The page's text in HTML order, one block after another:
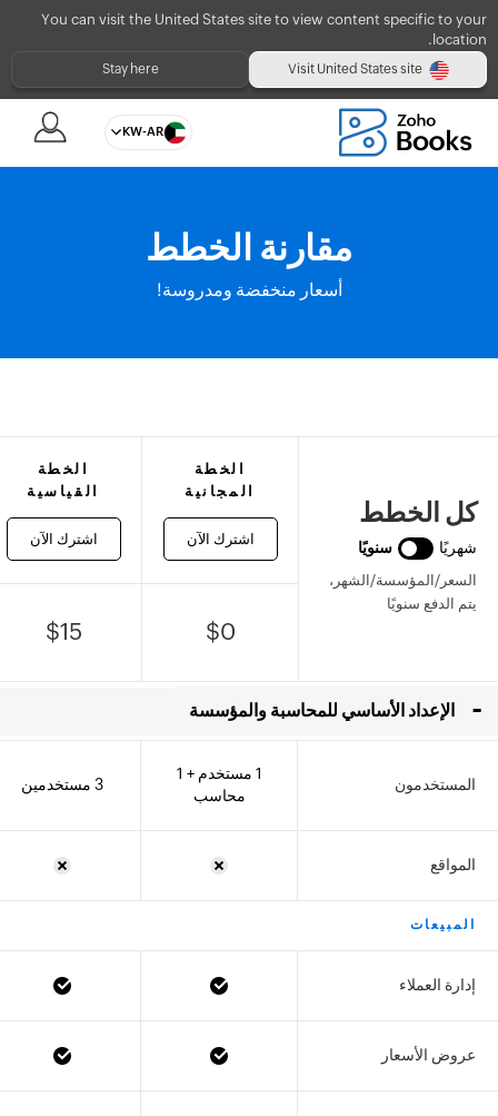
You can visit the United States site to view content specific to your
location.
Visit United States site
Stay here
KW-AR
مقارنة الخطط
أسعار منخفضة ومدروسة!
كل الخطط
شهريًا سنويًا
السعر/المؤسسة/الشهر،
يتم الدفع سنويًا
الخطة
المجانية
اشترك الآن
الخطة
القياسية
اشترك الآن
$0
$15
- الإعداد الأساسي للمحاسبة والمؤسسة
المستخدمون
1 مستخدم + 1
محاسب
3 مستخدمين
المواقع
المبيعات
إدارة العملاء
عروض الأسعار